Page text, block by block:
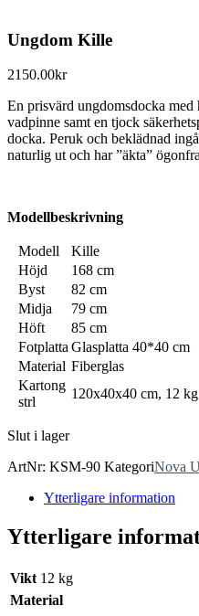
Ungdom Kille
2150.00kr
En prisvärd ungdomsdocka
vadpinne samt en tjock
docka. Peruk och beklädnad
naturlig ut och har ”äkta”
Modellbeskrivning
Modell
Kille
Höjd
168 cm
Byst
82 cm
Midja
79 cm
Höft
85 cm
Fotplatta Glasplatta 40*40 cm
Material Fiberglas
Kartong
strl
120x40x40 cm, 12 kg
Slut i lager
ArtNr: KSM-90 KategoriNova
Ytterligare information
Ytterligare
Vikt 12 kg
Material